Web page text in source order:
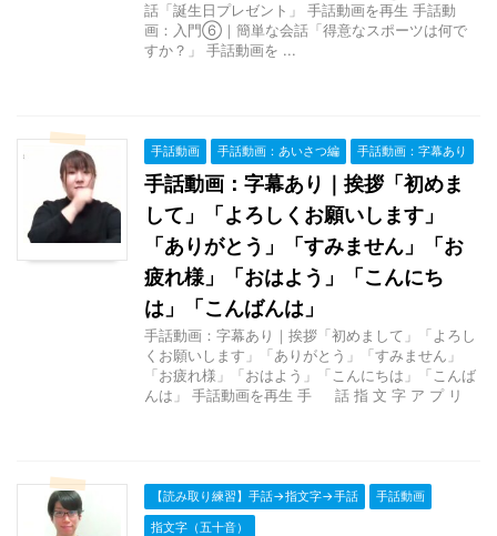
話「誕生日プレゼント」 手話動画を再生 手話動
画：入門⑥｜簡単な会話「得意なスポーツは何で
すか？」 手話動画を ...
手話動画 手話動画：あいさつ編 手話動画：字幕あり
手話動画：字幕あり｜挨拶「初めま
して」「よろしくお願いします」
「ありがとう」「すみません」「お
疲れ様」「おはよう」「こんにち
は」「こんばんは」
手話動画：字幕あり｜挨拶「初めまして」「よろし
くお願いします」「ありがとう」「すみません」
「お疲れ様」「おはよう」「こんにちは」「こんば
んは」 手話動画を再生 手 話 指 文 字 ア プ リ
【読み取り練習】手話→指文字→手話
手話動画
指文字（五十音）